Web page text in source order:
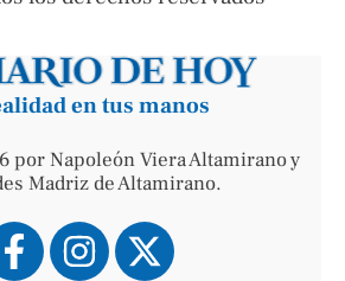
en tus manos
por Napoleón Viera Altamirano y
Madriz de Altamirano.